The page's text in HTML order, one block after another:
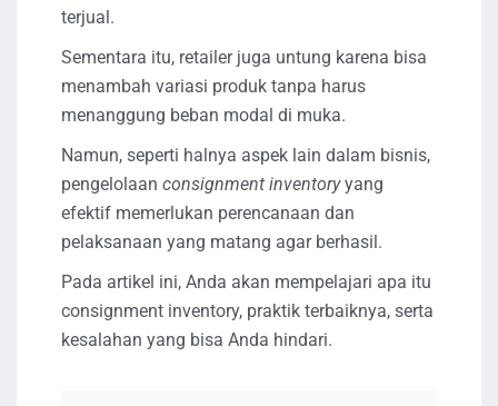
terjual.
Sementara itu, retailer juga untung karena bisa
menambah variasi produk tanpa harus
menanggung beban modal di muka.
Namun, seperti halnya aspek lain dalam bisnis,
pengelolaan consignment inventoryyang
efektif memerlukan perencanaan dan
pelaksanaan yang matang agar berhasil.
Pada artikel ini, Anda akan mempelajari apa itu
consignment inventory, praktik terbaiknya, serta
kesalahan yang bisa Anda hindari.